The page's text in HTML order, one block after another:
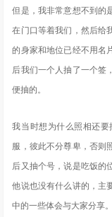
但是，我非常意想不到的
在门口等着我们，然后
的身家和地位已经不用名
后我们一个人抽了一个签
便抽的。
我当时想为什么照相还
服，彼此不分尊卑，否则
后又抽个号，说是吃饭的
他说也没有什么讲的，主
中的一些体会与大家分享。